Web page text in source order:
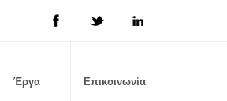
Έργα Επικοινωνία